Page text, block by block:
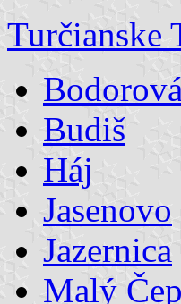
Turčianske
Bodorová
Budiš
Háj
Jasenovo
Jazernica
Malý